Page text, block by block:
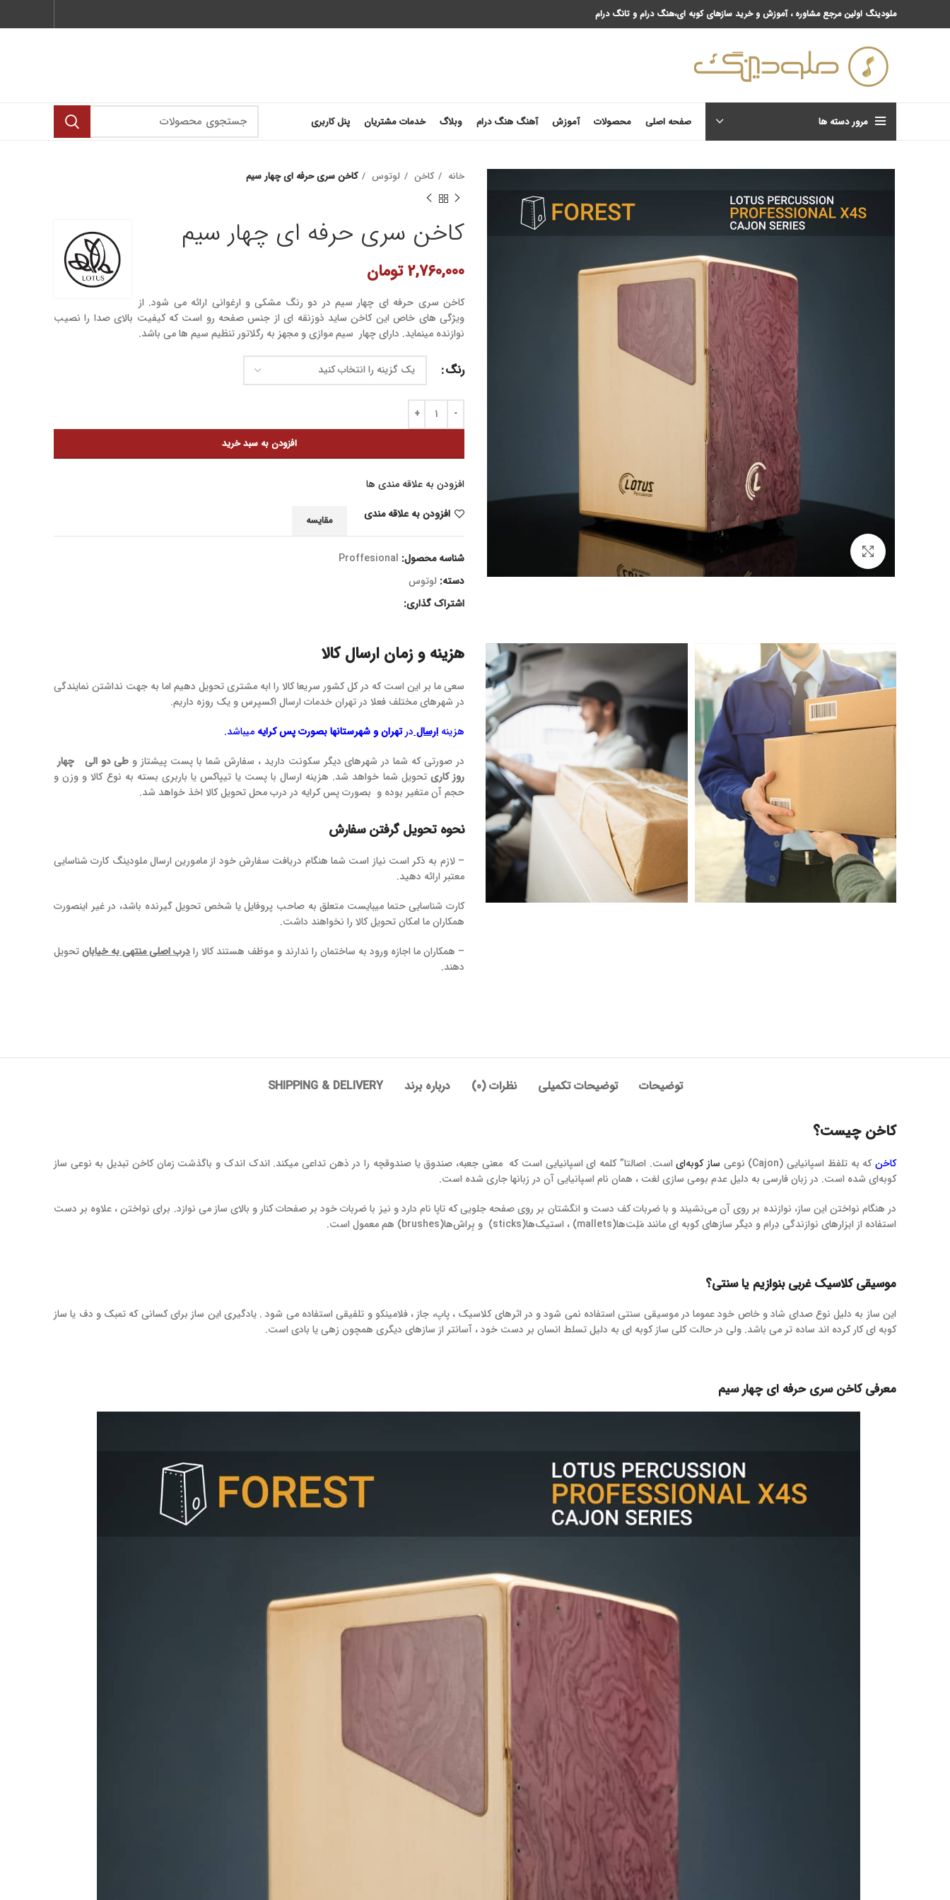
ملودینگ اولین مرجع مشاوره ، آموزش و خرید سازهای کوبه ای،هنگ درام و تانگ درام
مرور دسته ها صفحه اصلی محصولات آموزش آهنگ هنگ درام وبلاگ خدمات مشتریان پنل کاربری
خانه کاخن لوتوس کاخن سری حرفه ای چهار سیم
کاخن سری حرفه ای چهار سیم
2,760,000 تومان
کاخن سری حرفه ای چهار سیم در دو رنگ مشکی و ارغوانی ارائه می شود. از
ویژگی های خاص این کاخن ساید ذوزنقه ای از جنس صفحه رو است که کیفیت بالای صدا را نصیب
نوازنده مینماید. دارای چهار سیم موازی و مجهز به رگلاتور تنظیم سیم ها می باشد.
رنگ
افزودن به سبد خرید
افزودن به علاقه مندی ها
افزودن به علاقه مندی
مقایسه
شناسه محصول: Proffesional
دسته: لوتوس
اشتراک گذاری:
هزینه و زمان ارسال کالا
سعی ما بر این است که در کل کشور سریعا کالا را ابه مشتری تحویل دهیم اما به جهت نداشتن نمایندگی
در شهرهای مختلف فعلا در تهران خدمات ارسال اکسپرس و یک روزه داریم.
هزینه ارسالدرتهران و شهرستانها بصورت پس کرایه میباشد.
در صورتی که شما در شهرهای دیگر سکونت دارید ، سفارش شما با پست پیشتاز و طی دو الی چهار
روز کاری تحویل شما خواهد شد. هزینه ارسال با پست یا تیپاکس یا باربری بسته به نوع کالا و وزن و
حجم آن متغیر بوده و بصورت پس کرایه در درب محل تحویل کالا اخذ خواهد شد.
نحوه تحویل گرفتن سفارش
– لازم به ذکر است نیاز است شما هنگام دریافت سفارش خود از مامورین ارسال ملودینگ کارت شناسایی
معتبر ارائه دهید.
کارت شناسایی حتما میبایست متعلق به صاحب پروفایل یا شخص تحویل گیرنده باشد، در غیر اینصورت
همکاران ما امکان تحویل کالا را نخواهند داشت.
– همکاران ما اجازه ورود به ساختمان را ندارند و موظف هستند کالا رادرب اصلی منتهی به خیابانتحویل
دهند.
توضیحات توضیحات تکمیلی نظرات (0) درباره برند SHIPPING & DELIVERY
کاخن چیست؟
کاخنکه به تلفظ اسپانیایی (Cajon) نوعی ساز کوبه‌ایاست. اصالتا” کلمه ای اسپانیایی است که معنی جعبه، صندوق یا صندوقچه را در ذهن تداعی میکند. اندک اندک و باگذشت زمان کاخن تبدیل به نوعی ساز
کوبه‌ای شده است. در زبان فارسی به دلیل عدم بومی سازی لغت ، همان نام اسپانیایی آن در زبانها جاری شده است.
در هنگام نواختن این ساز، نوازنده بر روی آن می‌نشیند و با ضربات کف دست و انگشتان بر روی صفحه جلویی که تاپا نام دارد و نیز با ضربات خود بر صفحات کنار و بالای ساز می نوازد. برای نواختن ، علاوه بر دست
استفاده از ابزارهای نوازندگی دِرام و دیگر سازهای کوبه ای مانند مَلِت‌ها(mallets) ، استیک‌ها(sticks) و بِراش‌ها(brushes) هم معمول است.
موسیقی کلاسیک غربی بنوازیم یا سنتی؟
این ساز به دلیل نوع صدای شاد و خاص خود عموما در موسیقی سنتی استفاده نمی شود و در اثرهای کلاسیک ، پاپ، جاز ، فلامینکو و تلفیقی استفاده می شود . یادگیری این ساز برای کسانی که تمبک و دف یا ساز
کوبه ای کار کرده اند ساده تر می باشد. ولی در حالت کلی ساز کوبه ای به دلیل تسلط انسان بر دست خود ، آسانتر از سازهای دیگری همچون زهی یا بادی است.
معرفی کاخن سری حرفه ای چهار سیم